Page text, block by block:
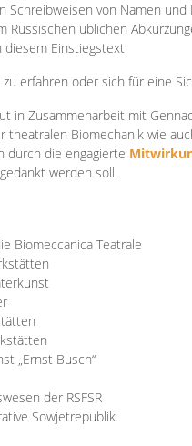
von Namen
üblichen
diesem Einstiegstext
erfahren oder sich für eine
Zusammenarbeit mit
Biomechanik wie
durch die engagierte
werden soll.
Biomeccanica Teatrale
„Ernst Busch“
der RSFSR
Sowjetrepublik